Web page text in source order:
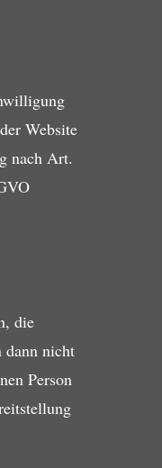
Website
nach Art.
die
dann nicht
Person